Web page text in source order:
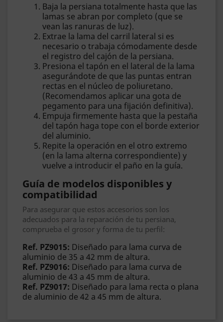
Baja la persiana totalmente hasta que las
lamas se abran por completo (que se
vean las ranuras de luz).
Extrae la lama del carril lateral si es
necesario o trabaja cómodamente desde
el registro del cajón de la persiana.
Presiona el tapón en el lateral de la lama
asegurándote de que las puntas entran
rectas en el núcleo de poliuretano.
(Recomendamos aplicar una gota de
pegamento para una fijación definitiva).
Empuja firmemente hasta que la pestaña
del tapón haga tope con el borde exterior
del aluminio.
Repite la operación en el otro extremo
(en la lama alterna correspondiente) y
vuelve a introducir el paño en la guía.
Guía de modelos disponibles y
compatibilidad
Para asegurar que estos accesorios son los
adecuados para la reparación de tu persiana,
comprueba el grosor y forma de tu perfil:
Ref. PZ9015: Diseñado para lama curva de
aluminio de 35 a 42 mm de altura.
Ref. PZ9016: Diseñado para lama curva de
aluminio de 43 a 45 mm de altura.
Ref. PZ9017: Diseñado para lama recta o plana
de aluminio de 42 a 45 mm de altura.